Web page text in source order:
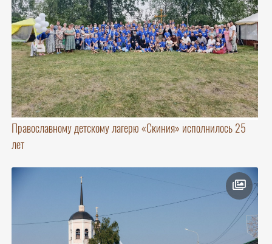
Православному детскому лагерю «Скиния» исполнилось 25
лет